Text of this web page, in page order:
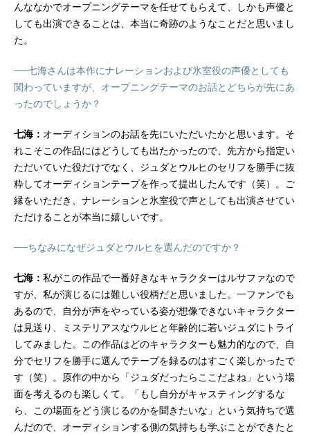
んななかでオープニングテーマを任せてもらえて、しかも声優と
しても出演できることは、本当に奇跡のようなことだと思いまし
た。
──七海さんは本作にナレーションおよび氷室役の声優としても
関わっていますが、オープニングテーマのお話とどちらが先にあ
ったのでしょうか？
七海： オーディションのお話を先にいただいたかと思います。そ
れこそこの作品にはどうしても出たかったので、先方から指定い
ただいていた役だけでなく、ジュダとウルヒのセリフを勝手に抜
粋してオーディションテープを作って提出したんです（笑）。ご
縁をいただき、ナレーションと氷室役で声としても出演させてい
ただけることが本当に嬉しいです。
──ちなみになぜジュダとウルヒを選んだのですか？
七海： 私がこの作品で一番好きなキャラクターはルサファなので
すが、私が演じるには難しい役柄だと思いました。一ファンでも
あるので、自分が声をやっている姿が想像できないキャラクター
は見送り、ミステリアスなウルヒと年齢的に若いジュダにトライ
してみました。この作品はどのキャラクターも魅力的なので、自
分でセリフを勝手に選んでテープを録るのはすごく楽しかったで
す（笑）。原作の中から「ジュダだったらここだよね」という場
面を考えるのも楽しくて。「もし自分がキャスティングするな
ら、この場面をどう演じるのかを聞きたいな」という気持ちで選
んだので、オーディションする側の気持ちも学ぶことができたと